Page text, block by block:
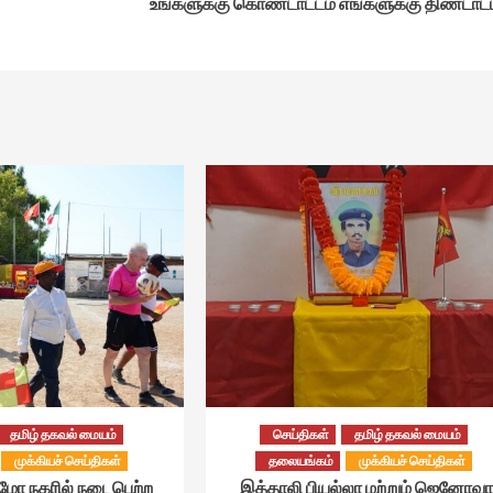
தமிழ் தகவல் மையம்
முக்கியச் செய்திகள்
நகரில் நடைபெற்ற
செய்திகள்
தமிழ் தகவல் மையம்
தலையங்கம்
முக்கியச் செய்திகள்
இத்தாலி பியல்லா மற்றும் ஜெனோவா